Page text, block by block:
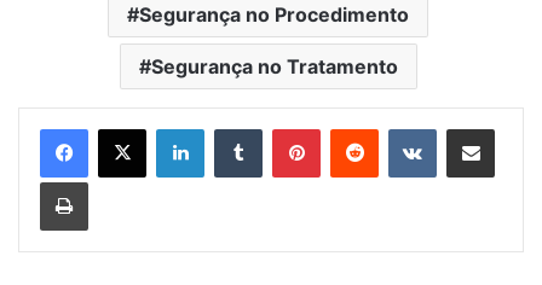
Segurança no Procedimento
Segurança no Tratamento
LinkedinTumblr PinterestReddit VK Compartilhar via e-mail
Imprimir